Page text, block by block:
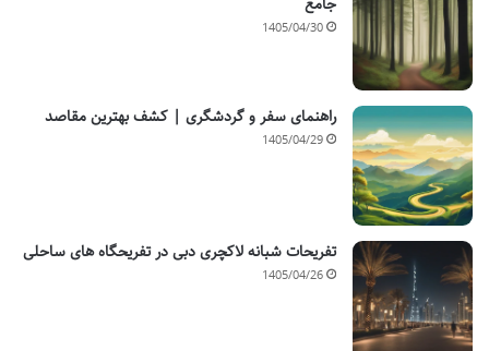
1405/04/30
راهنمای سفر و گردشگری | کشف بهترین مقاصد
1405/04/29
تفریحات شبانه لاکچری دبی در تفریحگاه های ساحلی
1405/04/26